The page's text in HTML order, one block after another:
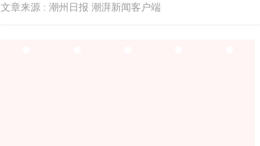
文章来源 : 潮州日报 潮湃新闻客户端